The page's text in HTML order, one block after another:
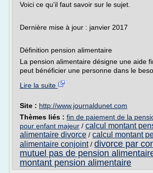
Voici ce qu'il faut savoir sur le sujet.
Dernière mise à jour : janvier 2017
Définition pension alimentaire
La pension alimentaire désigne une aide
peut bénéficier une personne dans le
Lire la suite
Site : http://www.journaldunet.com
Thèmes liés : fin de paiement de la
pour enfant majeur / calcul montant
alimentaire divorce / calcul montant
alimentaire conjoint/ divorce par
mutuel pas de pension
montant pension alimentaire